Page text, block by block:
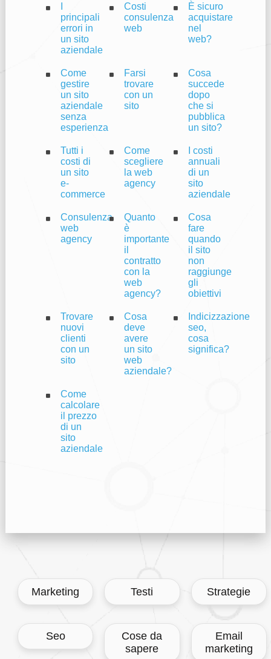
principali
errori in
un sito
aziendale
Costi
consulenza
web
È sicuro
acquistare
nel
web?
Come
gestire
un sito
aziendale
senza
esperienza
Farsi
trovare
con un
sito
Cosa
succede
dopo
che si
pubblica
un sito?
Tutti i
costi di
un sito
e-
commerce
Come
scegliere
la web
agency
I costi
annuali
di un
sito
aziendale
Consulenza
web
agency
Quanto
è
importante
il
contratto
con la
web
agency?
Cosa
fare
quando
il sito
non
raggiunge
gli
obiettivi
Trovare
nuovi
clienti
con un
sito
Cosa
deve
avere
un sito
web
aziendale?
Indicizzazione
seo,
cosa
significa?
Come
calcolare
il prezzo
di un
sito
aziendale
Marketing Testi Strategie
Seo
Cose da
sapere
Email
marketing